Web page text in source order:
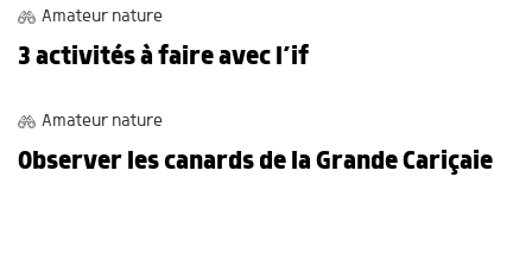
Amateur nature
3 activités à faire avec l’if
Amateur nature
Observer les canards de la Grande Cariçaie